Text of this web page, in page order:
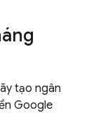
tạo ngân
Google